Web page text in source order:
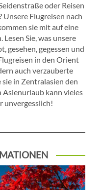
oder Reisen
Flugreisen nach
sie mit auf eine
Sie, was unsere
gesehen, gegessen und
in den Orient
auch verzauberte
in Zentralasien den
kann vieles
unvergesslich!